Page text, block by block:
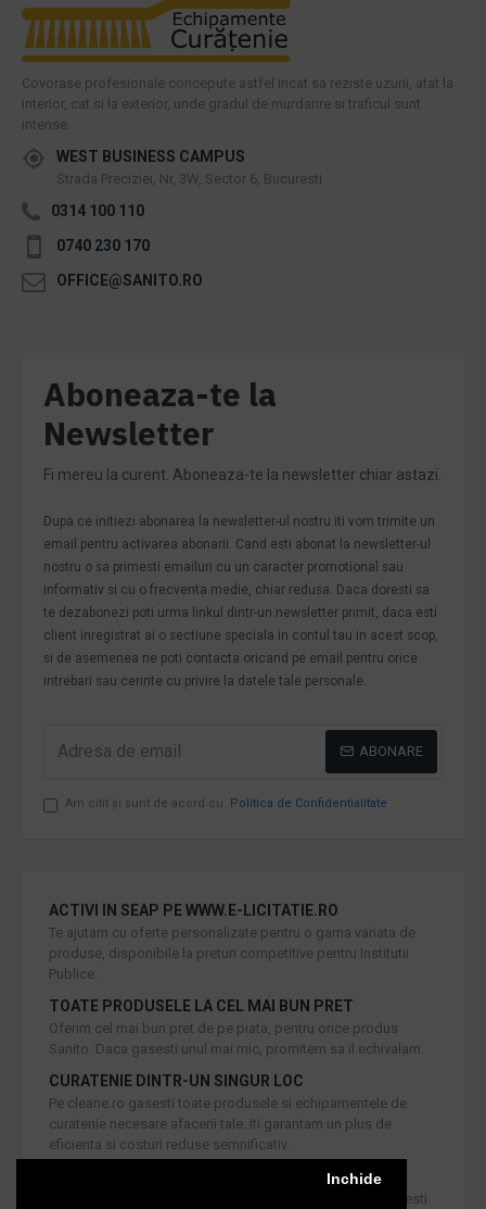
Inchide
Covorase profesionale concepute astfel incat sa reziste uzurii, atat la
interior, cat si la exterior, unde gradul de murdarire si traficul sunt
intense.
WEST BUSINESS CAMPUS
Strada Preciziei, Nr, 3W, Sector 6, Bucuresti
0314 100 110
0740 230 170
OFFICE@SANITO.RO
Aboneaza-te la
Newsletter
Fi mereu la curent. Aboneaza-te la newsletter chiar astazi.
Dupa ce initiezi abonarea la newsletter-ul nostru iti vom trimite un
email pentru activarea abonarii. Cand esti abonat la newsletter-ul
nostru o sa primesti emailuri cu un caracter promotional sau
informativ si cu o frecventa medie, chiar redusa. Daca doresti sa
te dezabonezi poti urma linkul dintr-un newsletter primit, daca esti
client inregistrat ai o sectiune speciala in contul tau in acest scop,
si de asemenea ne poti contacta oricand pe email pentru orice
intrebari sau cerinte cu privire la datele tale personale.
ABONARE
Am citit şi sunt de acord cu Politica de Confidentialitate
ACTIVI IN SEAP PE WWW.E-LICITATIE.RO
Te ajutam cu oferte personalizate pentru o gama variata de
produse, disponibile la preturi competitive pentru Institutii
Publice.
TOATE PRODUSELE LA CEL MAI BUN PRET
Oferim cel mai bun pret de pe piata, pentru orice produs
Sanito. Daca gasesti unul mai mic, promitem sa il echivalam.
CURATENIE DINTR-UN SINGUR LOC
Pe cleane.ro gasesti toate produsele si echipamentele de
curatenie necesare afacerii tale. Iti garantam un plus de
eficienta si costuri reduse semnificativ.
Iti oferim produse de cea mai inalta calitate, dar daca doresti